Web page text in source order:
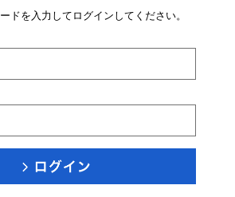
ドを入力してログインしてください。